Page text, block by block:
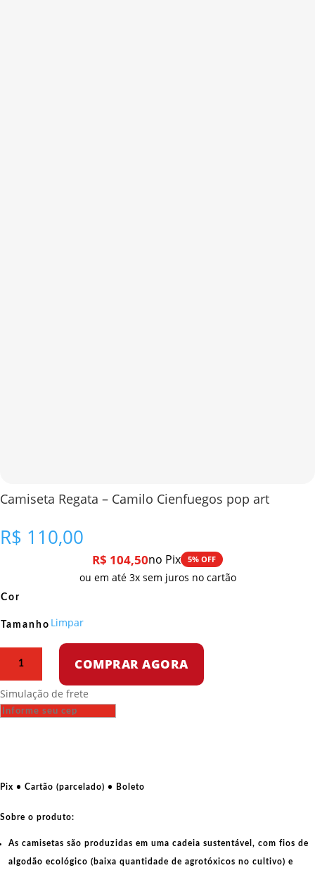
Camiseta Regata – Camilo Cienfuegos pop art
R$ 110,00
R$ 104,50no Pix 5% OFF
ou em até 3x sem juros no cartão
Cor
Tamanho Limpar
Camilo
Cienfuegos
COMPRAR AGORA
Simulação de frete
Pix • Cartão (parcelado) • Boleto
Sobre o produto:
As camisetas são produzidas em uma cadeia sustentável, com fios de
algodão ecológico (baixa quantidade de agrotóxicos no cultivo) e